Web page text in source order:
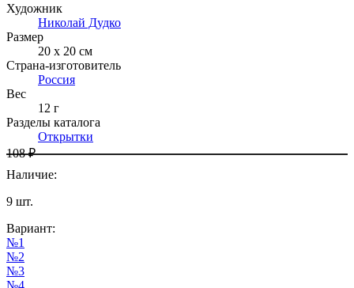
Художник
Николай Дудко
Размер
20 х 20 см
Страна-изготовитель
Россия
Вес
12 г
Разделы каталога
Открытки
108 ₽
Наличие:
9 шт.
Вариант:
№1
№2
№3
№4